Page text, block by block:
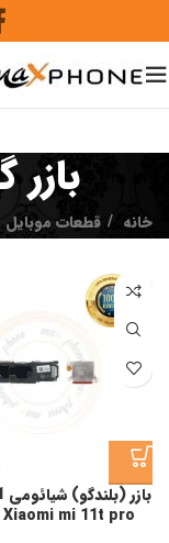
خانه قطعات موبایل
mi 11t pro